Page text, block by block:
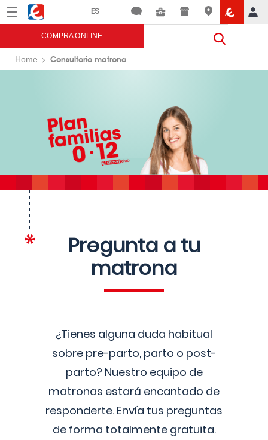
Menú Eroski
COMPRA ONLINE
Home Consultorio matrona
Pregunta a tu
matrona
¿Tienes alguna duda habitual
sobre pre-parto, parto o post-
parto? Nuestro equipo de
matronas estará encantado de
responderte. Envía tus preguntas
de forma totalmente gratuita.